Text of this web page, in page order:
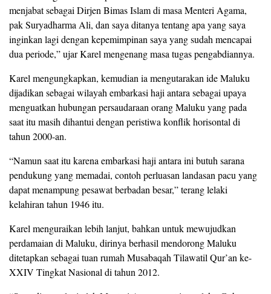
menjabat sebagai Dirjen Bimas Islam di masa Menteri Agama,
pak Suryadharma Ali, dan saya ditanya tentang apa yang saya
inginkan lagi dengan kepemimpinan saya yang sudah mencapai
dua periode,” ujar Karel mengenang masa tugas pengabdiannya.
Karel mengungkapkan, kemudian ia mengutarakan ide Maluku
dijadikan sebagai wilayah embarkasi haji antara sebagai upaya
menguatkan hubungan persaudaraan orang Maluku yang pada
saat itu masih dihantui dengan peristiwa konflik horisontal di
tahun 2000-an.
“Namun saat itu karena embarkasi haji antara ini butuh sarana
pendukung yang memadai, contoh perluasan landasan pacu yang
dapat menampung pesawat berbadan besar,” terang lelaki
kelahiran tahun 1946 itu.
Karel menguraikan lebih lanjut, bahkan untuk mewujudkan
perdamaian di Maluku, dirinya berhasil mendorong Maluku
ditetapkan sebagai tuan rumah Musabaqah Tilawatil Qur’an ke-
XXIV Tingkat Nasional di tahun 2012.